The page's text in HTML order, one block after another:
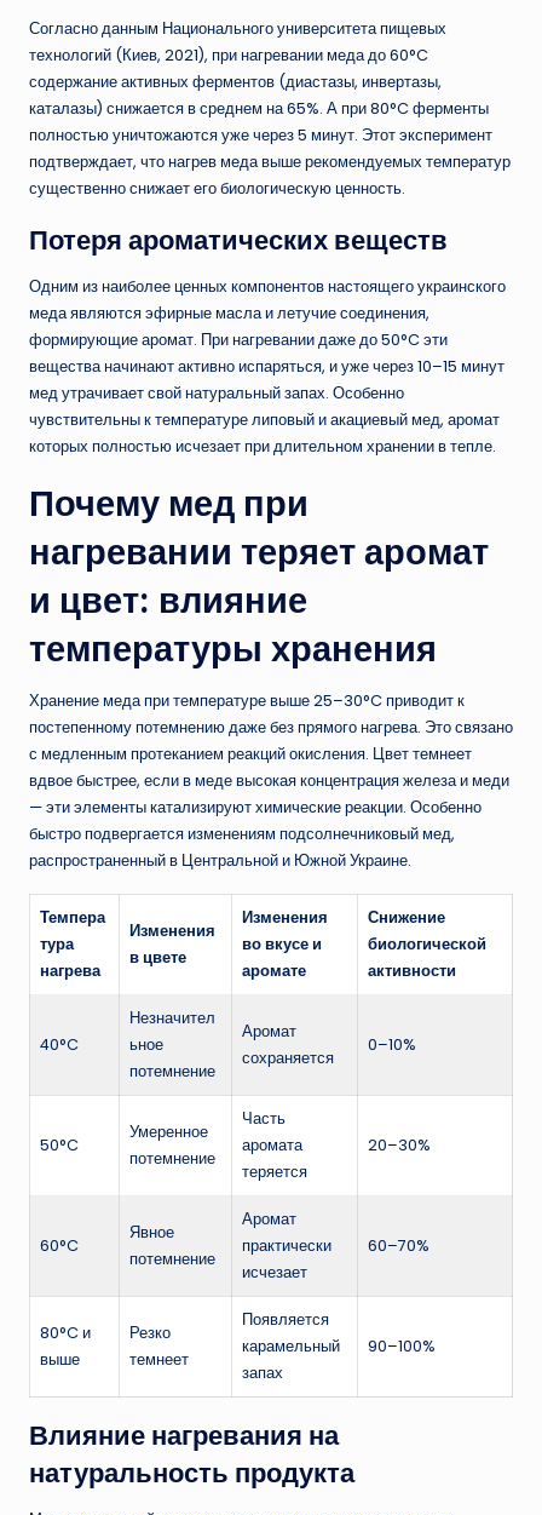
Согласно данным Национального университета пищевых
технологий (Киев, 2021), при нагревании меда до 60°C
содержание активных ферментов (диастазы, инвертазы,
каталазы) снижается в среднем на 65%. А при 80°C ферменты
полностью уничтожаются уже через 5 минут. Этот эксперимент
подтверждает, что нагрев меда выше рекомендуемых температур
существенно снижает его биологическую ценность.
Потеря ароматических веществ
Одним из наиболее ценных компонентов настоящего украинского
меда являются эфирные масла и летучие соединения,
формирующие аромат. При нагревании даже до 50°C эти
вещества начинают активно испаряться, и уже через 10–15 минут
мед утрачивает свой натуральный запах. Особенно
чувствительны к температуре липовый и акациевый мед, аромат
которых полностью исчезает при длительном хранении в тепле.
Почему мед при
нагревании теряет аромат
и цвет: влияние
температуры хранения
Хранение меда при температуре выше 25–30°C приводит к
постепенному потемнению даже без прямого нагрева. Это связано
с медленным протеканием реакций окисления. Цвет темнеет
вдвое быстрее, если в меде высокая концентрация железа и меди
— эти элементы катализируют химические реакции. Особенно
быстро подвергается изменениям подсолнечниковый мед,
распространенный в Центральной и Южной Украине.
Темпера
тура
нагрева
Изменения
в цвете
Изменения
во вкусе и
аромате
Снижение
биологической
активности
40°C
Незначител
ьное
потемнение
Аромат
сохраняется
0–10%
50°C
Умеренное
потемнение
Часть
аромата
теряется
20–30%
60°C
Явное
потемнение
Аромат
практически
исчезает
60–70%
80°C и
выше
Резко
темнеет
Появляется
карамельный
запах
90–100%
Влияние нагревания на
натуральность продукта